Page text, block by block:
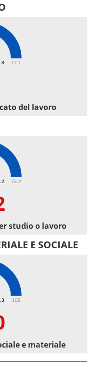
77.1
del lavoro
73.2
studio o lavoro
E SOCIALE
109
e materiale